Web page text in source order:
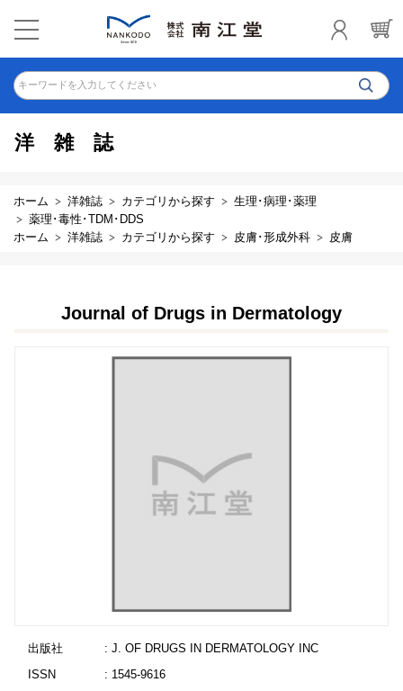
キーワードを入力してください
洋雑誌
ホーム 洋雑誌 カテゴリから探す
生理･病理･薬理
薬理･毒性･TDM･DDS
ホーム
洋雑誌 カテゴリから探す 皮膚･形成外科 皮膚
Journal of Drugs in Dermatology
出版社
: J. OF DRUGS IN DERMATOLOGY INC
ISSN
: 1545-9616